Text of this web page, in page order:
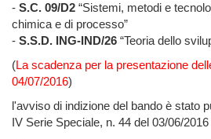
- S.C. 09/D2 “Sistemi, metodi e
chimica e di processo”
- S.S.D. ING-IND/26 “Teoria dello
(La scadenza per la presentazione
04/07/2016)
l'avviso di indizione del bando è stato
IV Serie Speciale, n. 44 del 03/06/2016